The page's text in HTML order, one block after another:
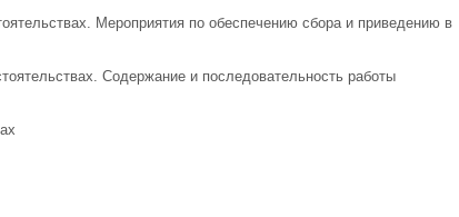
Мероприятия по обеспечению сбора и приведению в
Содержание и последовательность работы